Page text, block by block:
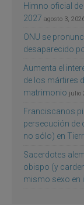
Himno oficial
2027 agosto 3,
ONU se
desaparecido
Aumenta el
de los mártires
matrimonio julio
Franciscanos
persecución de
no sólo) en
Sacerdotes
obispo (y
mismo sexo en